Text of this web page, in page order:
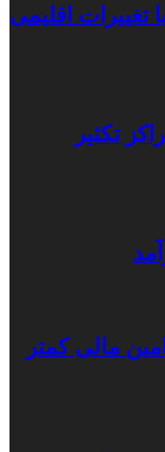
تغییرات اقلیمی
تکثیر
مالی کمتر